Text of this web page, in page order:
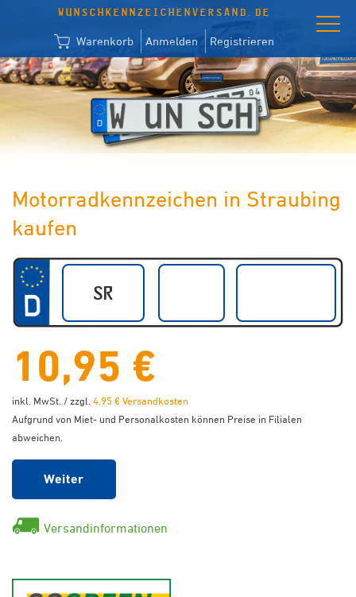
WUNSCHKENNZEICHENVERSAND.DE
Warenkorb Anmelden Registrieren
Motorradkennzeichen in Straubing
kaufen
10,95 €
inkl. MwSt. / zzgl. 4,95 € Versandkosten
Aufgrund von Miet- und Personalkosten können Preise in Filialen
abweichen.
Weiter
Versandinformationen